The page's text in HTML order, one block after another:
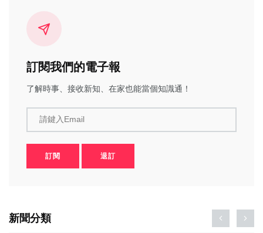
訂閱我們的電子報
了解時事、接收新知、在家也能當個知識通！
請鍵入Email
訂閱 退訂
新聞分類